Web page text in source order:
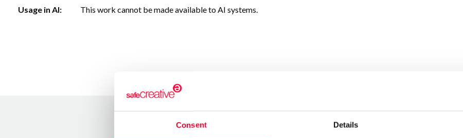
Consent Details
Usage in AI:
This work cannot be made available to AI systems.